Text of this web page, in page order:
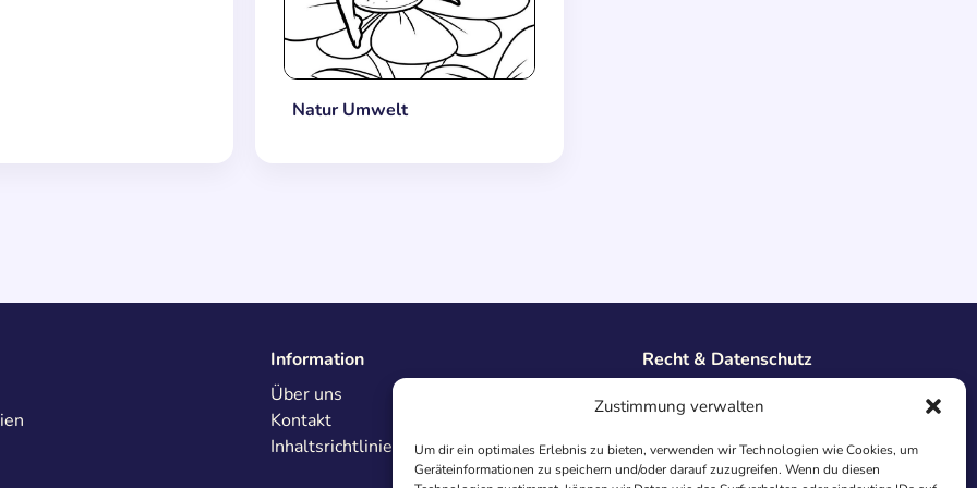
Zustimmung verwalten
Um dir ein optimales Erlebnis zu bieten, verwenden wir Technologien wie Cookies, um
Geräteinformationen zu speichern und/oder darauf zuzugreifen. Wenn du diesen
Natur Umwelt
Information
Über uns
Kontakt
Inhaltsrichtlinien
Recht & Datenschutz
Datenschutz
AGB
Cookies